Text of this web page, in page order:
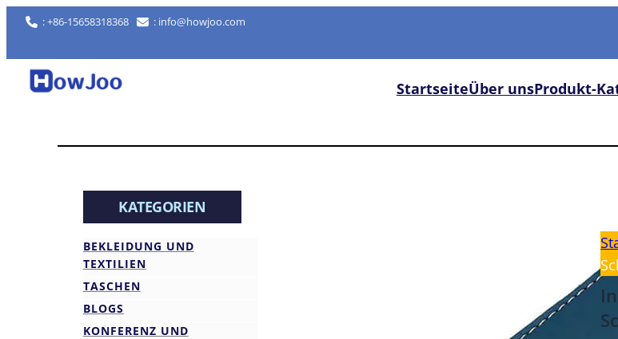
: +86-15658318368 : info@howjoo.com
StartseiteÜber unsProdukt-
KATEGORIEN
BEKLEIDUNG UND
TEXTILIEN
TASCHEN
BLOGS
KONFERENZ UND